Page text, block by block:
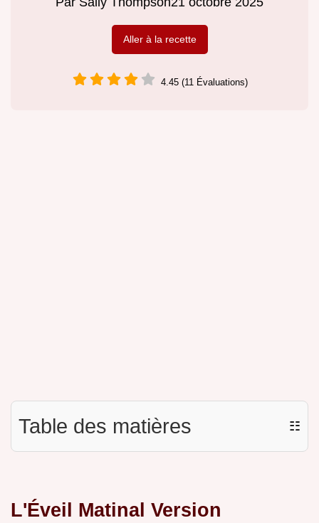
Aller à la recette
4.45 (11 Évaluations)
Table des matières ☷
L'Éveil Matinal Version